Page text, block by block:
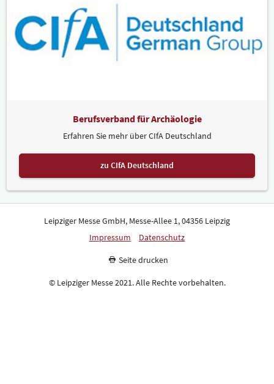
Berufsverband für Archäologie
Erfahren Sie mehr über CIfA Deutschland
zu CIfA Deutschland
Leipziger Messe GmbH, Messe-Allee 1, 04356 Leipzig
Impressum
Datenschutz
Seite drucken
© Leipziger Messe 2021. Alle Rechte vorbehalten.